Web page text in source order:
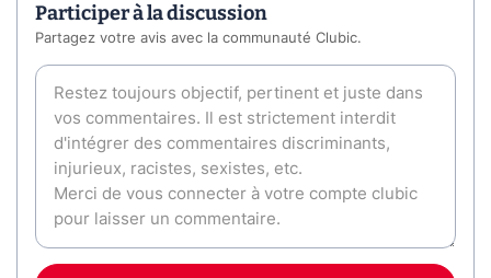
Participer à la discussion
Partagez votre avis avec la communauté Clubic.